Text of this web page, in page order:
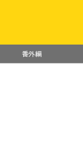
番外編